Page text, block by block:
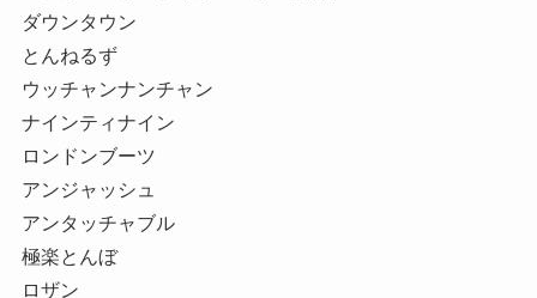
ダウンタウン
とんねるず
ウッチャンナンチャン
ナインティナイン
ロンドンブーツ
アンジャッシュ
アンタッチャブル
極楽とんぼ
ロザン